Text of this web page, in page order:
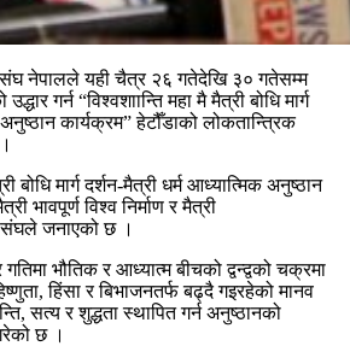
संघ नेपालले यही चैत्र २६ गतेदेखि ३० गतेसम्म
गर्न “विश्वशाान्ति महा मै मैत्री बोधि मार्ग
कार्यक्रम” हेटौँडाको लोकतान्त्रिक
बोधि मार्ग दर्शन-मैत्री धर्म आध्यात्मिक अनुष्ठान
भावपूर्ण विश्व निर्माण र मैत्री
संघले जनाएको छ ।
भौतिक र आध्यात्म बीचको द्वन्द्वको चक्रमा
हिंसा र बिभाजनतर्फ बढ्दै गइरहेको मानव
सत्य र शुद्धता स्थापित गर्न अनुष्ठानको
छ ।